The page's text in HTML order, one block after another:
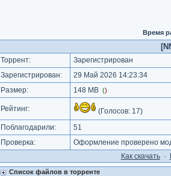
Время
Торрент:
Зарегистрирован
Зарегистрирован:
29 Май 2026 14:23:34
Размер:
148 MB ()
Рейтинг: (Голосов: 17)
Поблагодарили:
51
Проверка:
Оформление проверено
Как cкачать·
Список файлов в торренте